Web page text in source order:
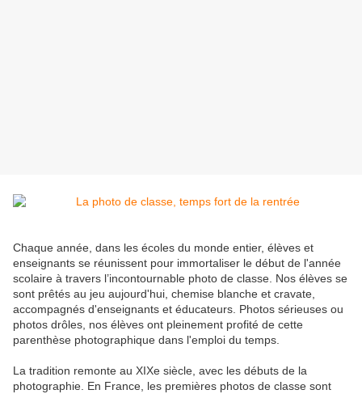
Chaque année, dans les écoles du monde entier, élèves et
enseignants se réunissent pour immortaliser le début de l'année
scolaire à travers l’incontournable photo de classe. Nos élèves se
sont prêtés au jeu aujourd'hui, chemise blanche et cravate,
accompagnés d'enseignants et éducateurs. Photos sérieuses ou
photos drôles, nos élèves ont pleinement profité de cette
parenthèse photographique dans l'emploi du temps.
La tradition remonte au XIXe siècle, avec les débuts de la
photographie. En France, les premières photos de classe sont